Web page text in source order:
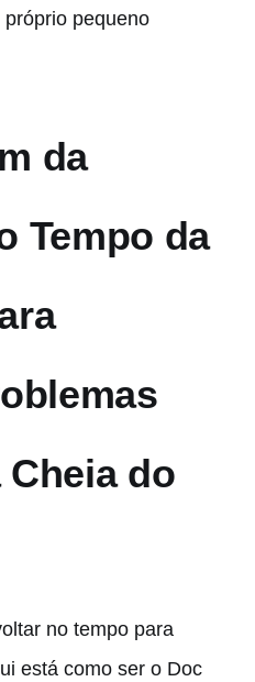
pequeno
da
Tempo da
do
no tempo para
está como ser o Doc